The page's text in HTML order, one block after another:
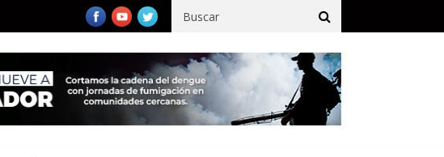
del Pacífico registra 92 % de avance en obras de terracería